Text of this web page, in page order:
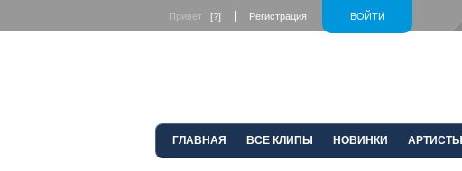
ВОЙТИ
Привет [?] Регистрация
ГЛАВНАЯ ВСЕ КЛИПЫ НОВИНКИ АРТИСТЫ